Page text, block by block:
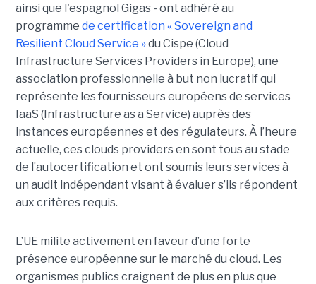
ainsi que l'espagnol Gigas - ont adhéré au
programme de certification « Sovereign and
Resilient Cloud Service »du Cispe (Cloud
Infrastructure Services Providers in Europe), une
association professionnelle à but non lucratif qui
représente les fournisseurs européens de services
IaaS (Infrastructure as a Service) auprès des
instances européennes et des régulateurs. À l’heure
actuelle, ces clouds providers en sont tous au stade
de l’autocertification et ont soumis leurs services à
un audit indépendant visant à évaluer s’ils répondent
aux critères requis.
L’UE milite activement en faveur d’une forte
présence européenne sur le marché du cloud. Les
organismes publics craignent de plus en plus que